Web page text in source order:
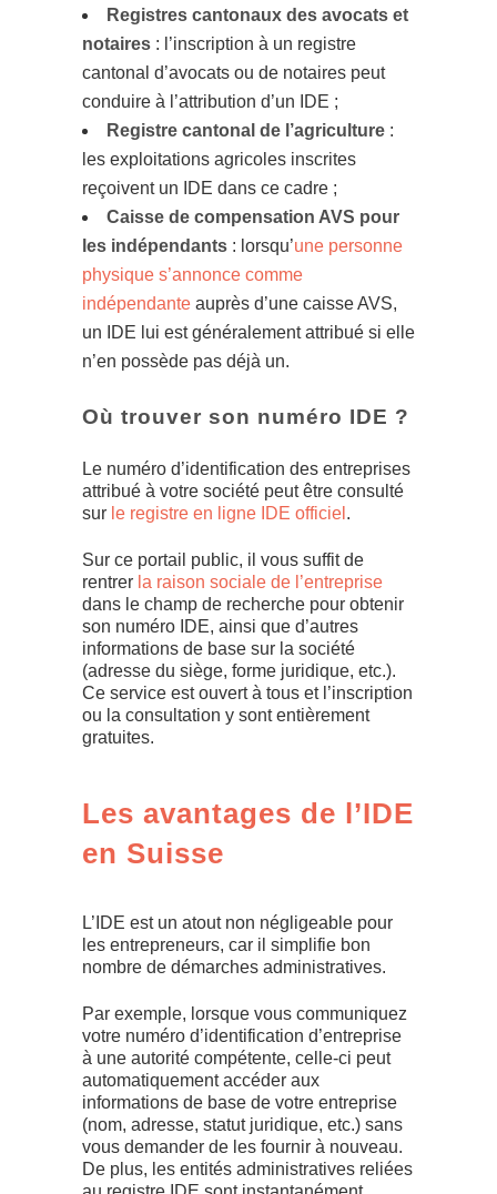
Registres cantonaux des avocats et
notaires : l’inscription à un registre
cantonal d’avocats ou de notaires peut
conduire à l’attribution d’un IDE ;
Registre cantonal de l’agriculture :
les exploitations agricoles inscrites
reçoivent un IDE dans ce cadre ;
Caisse de compensation AVS pour
les indépendants : lorsqu’une personne
physique s’annonce comme
indépendante auprès d’une caisse AVS,
un IDE lui est généralement attribué si elle
n’en possède pas déjà un.
Où trouver son numéro IDE ?
Le numéro d’identification des entreprises
attribué à votre société peut être consulté
sur le registre en ligne IDE officiel .
Sur ce portail public, il vous suffit de
rentrer la raison sociale de l’entreprise
dans le champ de recherche pour obtenir
son numéro IDE, ainsi que d’autres
informations de base sur la société
(adresse du siège, forme juridique, etc.).
Ce service est ouvert à tous et l’inscription
ou la consultation y sont entièrement
gratuites.
Les avantages de l’IDE
en Suisse
L’IDE est un atout non négligeable pour
les entrepreneurs, car il simplifie bon
nombre de démarches administratives.
Par exemple, lorsque vous communiquez
votre numéro d’identification d’entreprise
à une autorité compétente, celle-ci peut
automatiquement accéder aux
informations de base de votre entreprise
(nom, adresse, statut juridique, etc.) sans
vous demander de les fournir à nouveau.
De plus, les entités administratives reliées